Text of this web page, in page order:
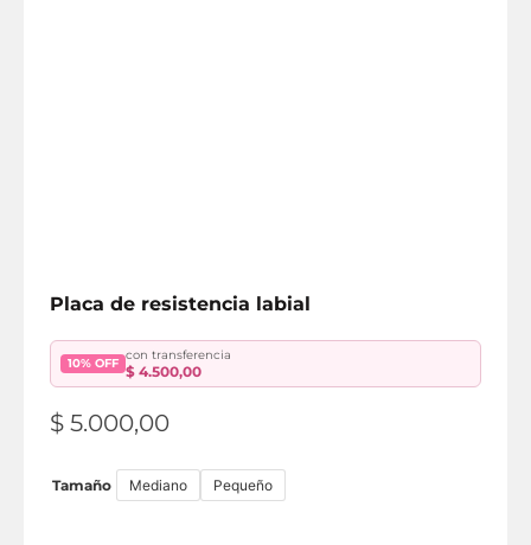
Placa de resistencia labial
10% OFF
con transferencia
$ 4.500,00
$ 5.000,00
Tamaño Mediano Pequeño